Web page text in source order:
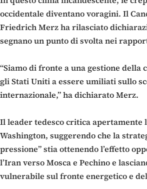
occidentale diventano voragini. Il
Friedrich Merz ha rilasciato
segnano un punto di svolta nei
“Siamo di fronte a una gestione della
gli Stati Uniti a essere umiliati sullo
internazionale,” ha dichiarato Merz.
Il leader tedesco critica apertamente
Washington, suggerendo che la
pressione” stia ottenendo l’effetto
l’Iran verso Mosca e Pechino e
vulnerabile sul fronte energetico e